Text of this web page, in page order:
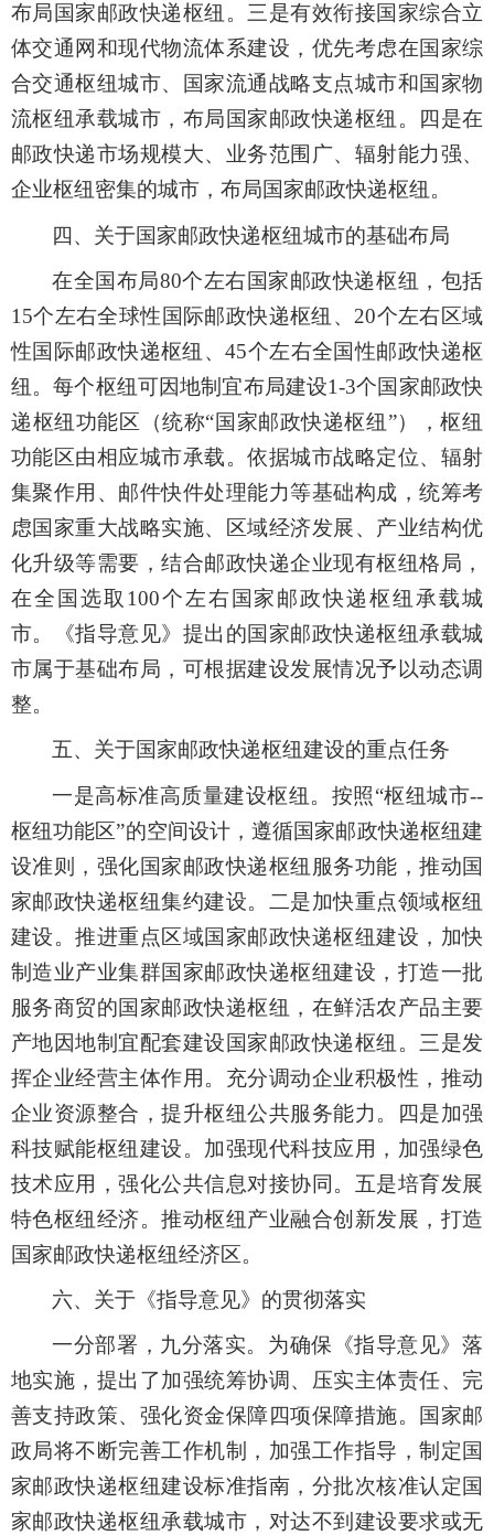
布局国家邮政快递枢纽。三是有效衔接国家综合立
体交通网和现代物流体系建设，优先考虑在国家综
合交通枢纽城市、国家流通战略支点城市和国家物
流枢纽承载城市，布局国家邮政快递枢纽。四是在
邮政快递市场规模大、业务范围广、辐射能力强、
企业枢纽密集的城市，布局国家邮政快递枢纽。
四、关于国家邮政快递枢纽城市的基础布局
在全国布局80个左右国家邮政快递枢纽，包括
15个左右全球性国际邮政快递枢纽、20个左右区域
性国际邮政快递枢纽、45个左右全国性邮政快递枢
纽。每个枢纽可因地制宜布局建设1-3个国家邮政快
递枢纽功能区（统称“国家邮政快递枢纽”），枢纽
功能区由相应城市承载。依据城市战略定位、辐射
集聚作用、邮件快件处理能力等基础构成，统筹考
虑国家重大战略实施、区域经济发展、产业结构优
化升级等需要，结合邮政快递企业现有枢纽格局，
在全国选取100个左右国家邮政快递枢纽承载城
市。《指导意见》提出的国家邮政快递枢纽承载城
市属于基础布局，可根据建设发展情况予以动态调
整。
五、关于国家邮政快递枢纽建设的重点任务
一是高标准高质量建设枢纽。按照“枢纽城市--
枢纽功能区”的空间设计，遵循国家邮政快递枢纽建
设准则，强化国家邮政快递枢纽服务功能，推动国
家邮政快递枢纽集约建设。二是加快重点领域枢纽
建设。推进重点区域国家邮政快递枢纽建设，加快
制造业产业集群国家邮政快递枢纽建设，打造一批
服务商贸的国家邮政快递枢纽，在鲜活农产品主要
产地因地制宜配套建设国家邮政快递枢纽。三是发
挥企业经营主体作用。充分调动企业积极性，推动
企业资源整合，提升枢纽公共服务能力。四是加强
科技赋能枢纽建设。加强现代科技应用，加强绿色
技术应用，强化公共信息对接协同。五是培育发展
特色枢纽经济。推动枢纽产业融合创新发展，打造
国家邮政快递枢纽经济区。
六、关于《指导意见》的贯彻落实
一分部署，九分落实。为确保《指导意见》落
地实施，提出了加强统筹协调、压实主体责任、完
善支持政策、强化资金保障四项保障措施。国家邮
政局将不断完善工作机制，加强工作指导，制定国
家邮政快递枢纽建设标准指南，分批次核准认定国
家邮政快递枢纽承载城市，对达不到建设要求或无